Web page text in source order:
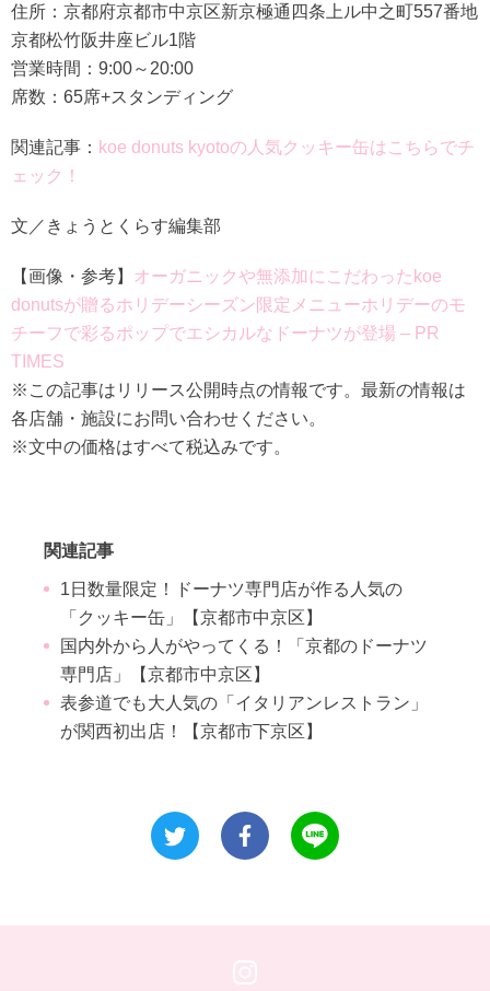
住所：京都府京都市中京区新京極通四条上ル中之町557番地
京都松竹阪井座ビル1階
営業時間：9:00～20:00
席数：65席+スタンディング
関連記事： koe donuts kyotoの人気クッキー缶はこちらでチ
ェック！
文／きょうとくらす編集部
【画像・参考】 オーガニックや無添加にこだわったkoe
donutsが贈るホリデーシーズン限定メニューホリデーのモ
チーフで彩るポップでエシカルなドーナツが登場 – PR
TIMES
※この記事はリリース公開時点の情報です。最新の情報は
各店舗・施設にお問い合わせください。
※文中の価格はすべて税込みです。
関連記事
1日数量限定！ドーナツ専門店が作る人気の
「クッキー缶」【京都市中京区】
国内外から人がやってくる！「京都のドーナツ
専門店」【京都市中京区】
表参道でも大人気の「イタリアンレストラン」
が関西初出店！【京都市下京区】